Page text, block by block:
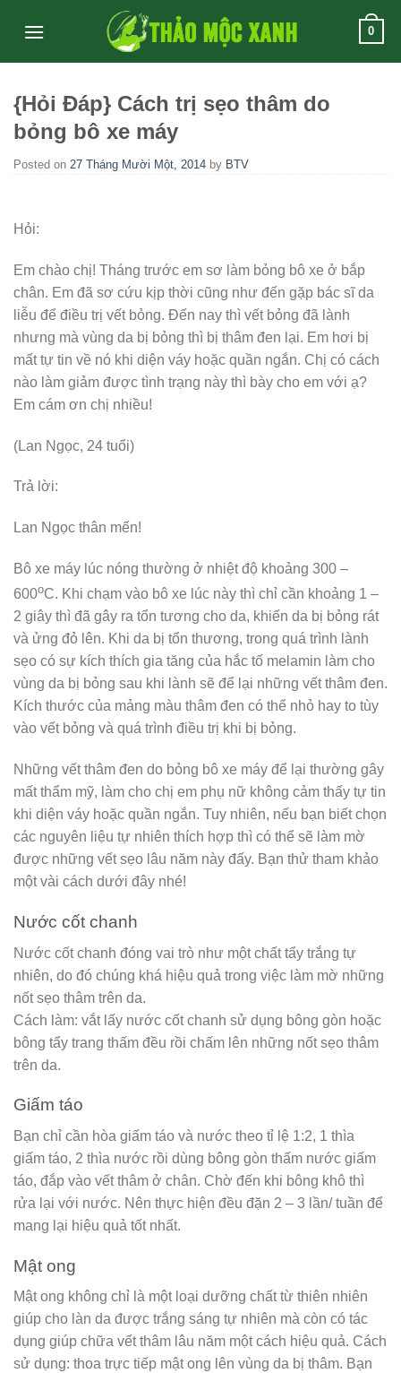
0
{Hỏi Đáp} Cách trị sẹo thâm do
bỏng bô xe máy
Posted on 27 Tháng Mười Một, 2014 by BTV
Hỏi:
Em chào chị! Tháng trước em sơ làm bỏng bô xe ở bắp
chân. Em đã sơ cứu kịp thời cũng như đến gặp bác sĩ da
liễu để điều trị vết bỏng. Đến nay thì vết bỏng đã lành
nhưng mà vùng da bị bỏng thì bị thâm đen lại. Em hơi bị
mất tự tin về nó khi diện váy hoặc quần ngắn. Chị có cách
nào làm giảm được tình trạng này thì bày cho em với ạ?
Em cám ơn chị nhiều!
(Lan Ngọc, 24 tuổi)
Trả lời:
Lan Ngọc thân mến!
Bô xe máy lúc nóng thường ở nhiệt độ khoảng 300 –
600oC. Khi chạm vào bô xe lúc này thì chỉ cần khoảng 1 –
2 giây thì đã gây ra tổn tương cho da, khiến da bị bỏng rát
và ửng đỏ lên. Khi da bị tổn thương, trong quá trình lành
sẹo có sự kích thích gia tăng của hắc tố melamin làm cho
vùng da bị bỏng sau khi lành sẽ để lại những vết thâm đen.
Kích thước của mảng màu thâm đen có thể nhỏ hay to tùy
vào vết bỏng và quá trình điều trị khi bị bỏng.
Những vết thâm đen do bỏng bô xe máy để lại thường gây
mất thẩm mỹ, làm cho chị em phụ nữ không cảm thấy tự tin
khi diện váy hoặc quần ngắn. Tuy nhiên, nếu bạn biết chọn
các nguyên liệu tự nhiên thích hợp thì có thể sẽ làm mờ
được những vết sẹo lâu năm này đấy. Bạn thử tham khảo
một vài cách dưới đây nhé!
Nước cốt chanh
Nước cốt chanh đóng vai trò như một chất tẩy trắng tự
nhiên, do đó chúng khá hiệu quả trong việc làm mờ những
nốt sẹo thâm trên da.
Cách làm: vắt lấy nước cốt chanh sử dụng bông gòn hoặc
bông tẩy trang thấm đều rồi chấm lên những nốt sẹo thâm
trên da.
Giấm táo
Bạn chỉ cần hòa giấm táo và nước theo tỉ lệ 1:2, 1 thìa
giấm táo, 2 thìa nước rồi dùng bông gòn thấm nước giấm
táo, đắp vào vết thâm ở chân. Chờ đến khi bông khô thì
rửa lại với nước. Nên thực hiện đều đặn 2 – 3 lần/ tuần để
mang lại hiệu quả tốt nhất.
Mật ong
Mật ong không chỉ là một loại dưỡng chất từ thiên nhiên
giúp cho làn da được trắng sáng tự nhiên mà còn có tác
dụng giúp chữa vết thâm lâu năm một cách hiệu quả. Cách
sử dụng: thoa trực tiếp mật ong lên vùng da bị thâm. Bạn